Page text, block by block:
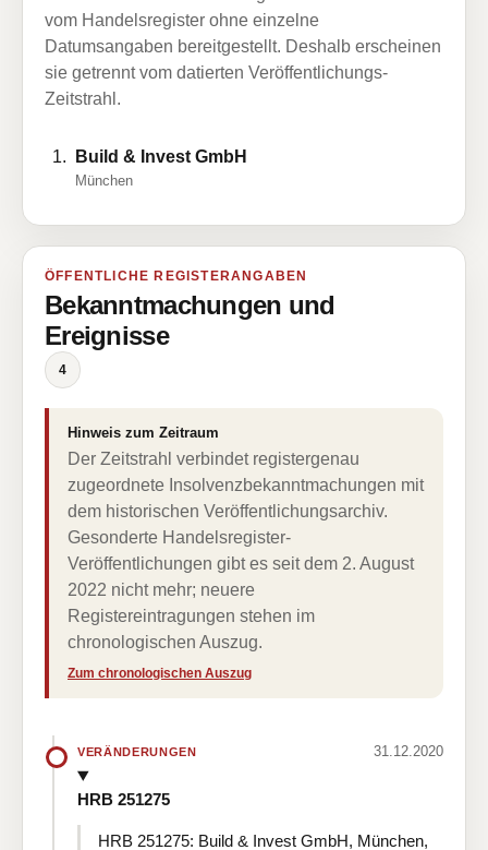
vom Handelsregister ohne einzelne
Datumsangaben bereitgestellt. Deshalb erscheinen
sie getrennt vom datierten Veröffentlichungs-
Zeitstrahl.
Build & Invest GmbH
München
ÖFFENTLICHE REGISTERANGABEN
Bekanntmachungen und
Ereignisse
4
Hinweis zum Zeitraum
Der Zeitstrahl verbindet registergenau
zugeordnete Insolvenzbekanntmachungen mit
dem historischen Veröffentlichungsarchiv.
Gesonderte Handelsregister-
Veröffentlichungen gibt es seit dem 2. August
2022 nicht mehr; neuere
Registereintragungen stehen im
chronologischen Auszug.
Zum chronologischen Auszug
VERÄNDERUNGEN 31.12.2020
HRB 251275
HRB 251275: Build & Invest GmbH, München,